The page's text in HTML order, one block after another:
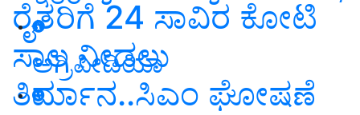
ಅಗ್ರಿಪೀಡಿಯಾ
ರೈತರಿಗೆ 24 ಸಾವಿರ ಕೋಟಿ
ಸಾಲ ನೀಡಲು
ತಿರ್ಮಾನ..ಸಿಎಂ ಘೋಷಣೆ